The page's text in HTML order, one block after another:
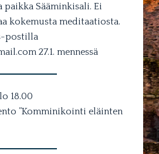
paikka Sääminkisali. Ei
kokemusta meditaatiosta.
postilla
27.1. mennessä
18.00
”Komminikointi eläinten